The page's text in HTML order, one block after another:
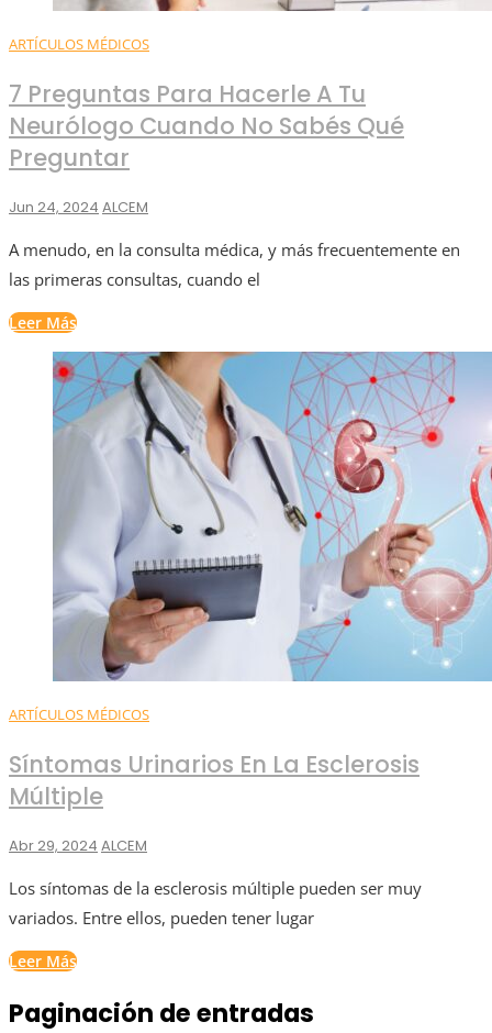
ARTÍCULOS MÉDICOS
7 Preguntas Para Hacerle A Tu
Neurólogo Cuando No Sabés Qué
Preguntar
Jun 24, 2024 ALCEM
A menudo, en la consulta médica, y más frecuentemente en
las primeras consultas, cuando el
Leer Más
ARTÍCULOS MÉDICOS
Síntomas Urinarios En La Esclerosis
Múltiple
Abr 29, 2024 ALCEM
Los síntomas de la esclerosis múltiple pueden ser muy
variados. Entre ellos, pueden tener lugar
Leer Más
Paginación de entradas